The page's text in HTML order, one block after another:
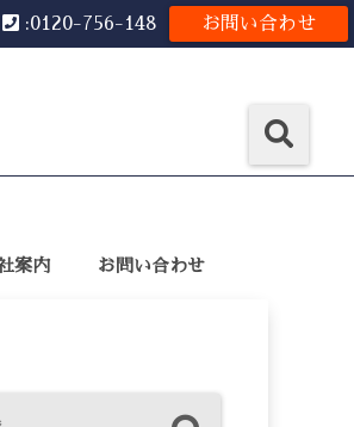
お問い合わせ
:0120-756-148
案内 お問い合わせ